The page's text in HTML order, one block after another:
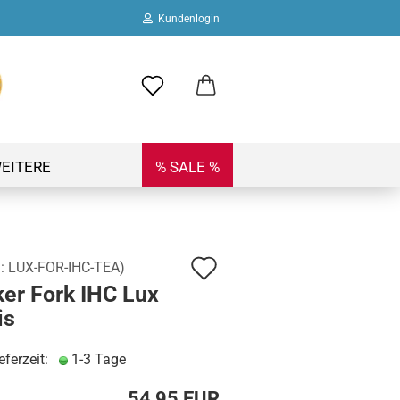
Kundenlogin
erstellen
vergessen?
% SALE %
LUX-FOR-IHC-TEA)
Fork IHC Lux
1-3 Tage